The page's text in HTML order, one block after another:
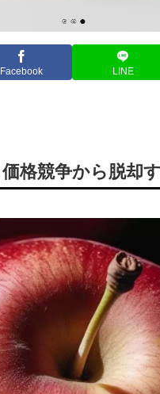
Facebook LINE
格競争から脱却